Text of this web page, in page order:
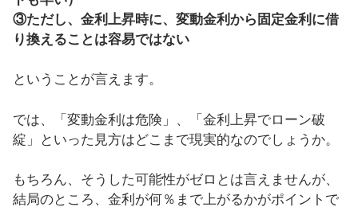
③ただし、金利上昇時に、変動金利から固定金利に借
り換えることは容易ではない
ということが言えます。
では、「変動金利は危険」、「金利上昇でローン破
綻」といった見方はどこまで現実的なのでしょうか。
もちろん、そうした可能性がゼロとは言えませんが、
結局のところ、金利が何％まで上がるかがポイントで